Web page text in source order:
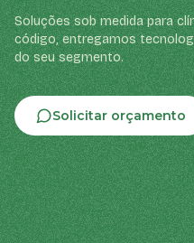
Soluções sob medida para
código, entregamos
do seu segmento.
Solicitar orçamento